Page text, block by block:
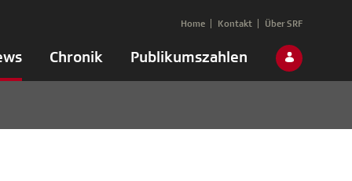
Chronik Publikumszahlen
Home Kontakt Über SRF